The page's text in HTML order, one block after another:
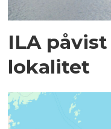
ILA
lokalitet